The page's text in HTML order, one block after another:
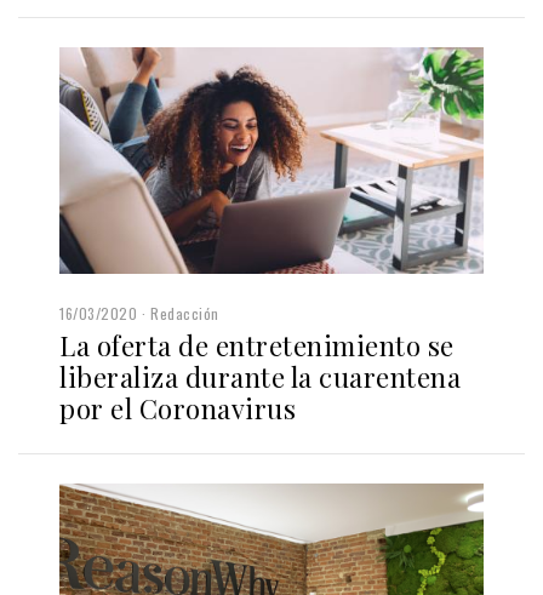
16/03/2020 Redacción
La oferta de entretenimiento se
liberaliza durante la cuarentena
por el Coronavirus